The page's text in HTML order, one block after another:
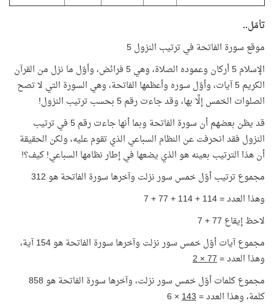
تأمّل..
موقع سورة الفاتحة في ترتيب النزول 5
الإسلام 5 أركان وعموده الصلاة، وهي 5 فرائض، وأوّل ما نزل من القرآن
الكريم 5 آيات، وأوّل سوره وأعظمها الفاتحة، وهي السورة التي لا تصح
الصلوات الخمس إلَّا بها، وقد جاءت رقم 5 بحسب ترتيب النزول!
قد يظن بعضهم أن سورة الفاتحة وبما أنها جاءت رقم 5 في ترتيب
النزول فقد انحرفت عن النظام السباعي الذي تقوم عليه، ولكن الحقيقة
أن هذا الترتيب بعينه هو الذي يضعها في إطار نظامها السباعي! كيف؟!
مجموع ترتيب أوّل خمس سور نزلت وآخرها سورة الفاتحة هو 312
وهذا العدد = 114 + 114 + 77 + 7
لاحظ إيقاع 77 + 7
مجموع آيات أوّل خمس سور نزلت وآخرها سورة الفاتحة هو 154 آية،
وهذا العدد =77 × 2
مجموع كلمات أوّل خمس سور نزلت، وآخرها سورة الفاتحة هو 858
كلمة، وهذا العدد =143
× 6